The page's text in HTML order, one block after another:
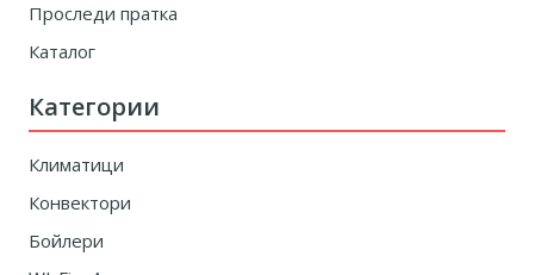
Проследи пратка
Каталог
Категории
Климатици
Конвектори
Бойлери